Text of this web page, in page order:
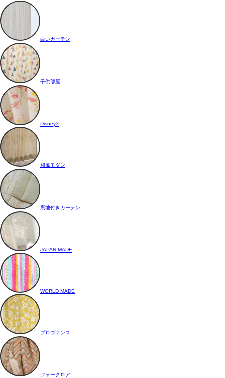
白いカーテン
子供部屋
Disney®
和風モダン
裏地付きカーテン
JAPAN MADE
WORLD MADE
プロヴァンス
フォークロア